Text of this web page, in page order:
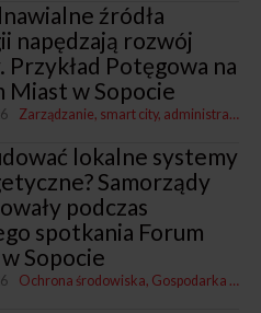
źródła
napędzają rozwój
Przykład Potęgowa na
Miast w Sopocie
Zarządzanie, smart city, administracja
lokalne systemy
Samorządy
podczas
spotkania Forum
Sopocie
Ochrona środowiska Gospodarka komunalna